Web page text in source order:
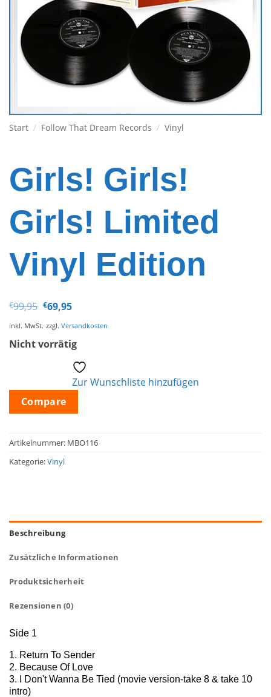
Start / Follow That Dream Records / Vinyl
Girls! Girls!
Girls! Limited
Vinyl Edition
€99,95 Ursprünglicher
Preis
war:
€69,95Aktueller
ist:
inkl. MwSt. zzgl. Versandkosten
Nicht vorrätig
Zur Wunschliste hinzufügen
Compare
Artikelnummer: MBO116
Kategorie:Vinyl
Beschreibung
Zusätzliche Informationen
Produktsicherheit
Rezensionen (0)
Side 1
1. Return To Sender
2. Because Of Love
3. I Don't Wanna Be Tied (movie version-take 8 & take 10
intro)